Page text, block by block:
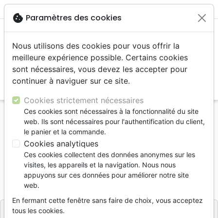
menu
Accueil Jeunesse
Livres d'activités
Activités autour de la Bible
Activités autour de la Bible
Andrew Newton
RéférenceCLC0363 EAN9782722203631
Editeur CLC France
cookie Paramètres des cookies
Nous utilisons des cookies pour vous offrir la
meilleure expérience possible. Certains cookies
sont nécessaires, vous devez les accepter pour
continuer à naviguer sur ce site.
Cookies strictement nécessaires
Ces cookies sont nécessaires à la fonctionnalité du site
web. Ils sont nécessaires pour l'authentification du client,
le panier et la commande.
Cookies analytiques
Ces cookies collectent des données anonymes sur les
visites, les appareils et la navigation. Nous nous
appuyons sur ces données pour améliorer notre site
web.
En fermant cette fenêtre sans faire de choix, vous acceptez
tous les cookies.